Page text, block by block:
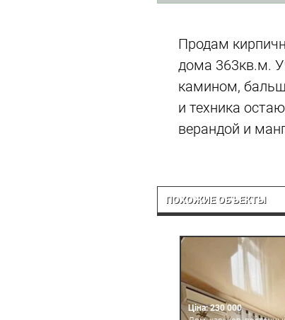
Продам
дома 363кв.м.
камином,
и техника
верандой и
ПОХОЖИЕ ОБЪЕКТЫ
Ціна: 230 000